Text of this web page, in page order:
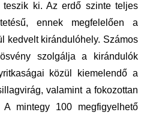
ki. Az erdő szinte teljes
ennek megfelelően a
kedvelt kirándulóhely. Számos
szolgálja a kirándulók
közül kiemelendő a
valamint a fokozottan
mintegy 100 megfigyelhető